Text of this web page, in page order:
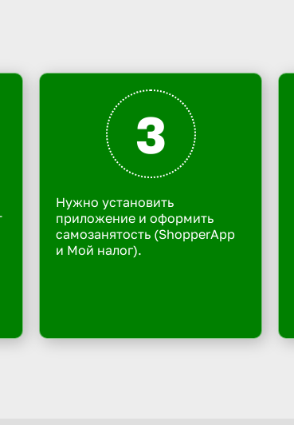
3
Нужно установить
приложение и оформить
самозанятость (ShopperApp
и Мой налог).